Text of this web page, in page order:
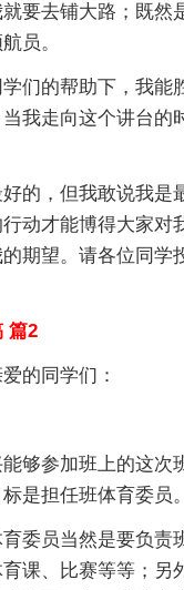
要去铺大路；既然
员。
们的帮助下，我能
我走向这个讲台的
的，但我敢说我是
动才能博得大家对
期望。请各位同学
篇2
的同学们：
够参加班上的这次
是担任班体育委员。
委员当然是要负责
课、比赛等等；另